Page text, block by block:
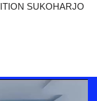
SUKOHARJO